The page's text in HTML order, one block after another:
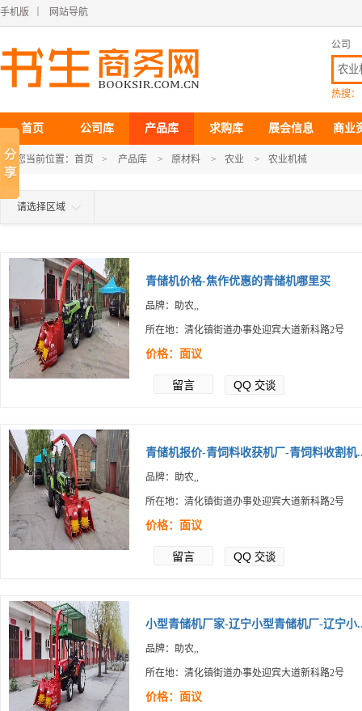
手机版 网站导航
公司
热搜：
首页 公司库 产品库 求购库 展会信息 商业
您当前位置： 首页 > 产品库 > 原材料 > 农业 > 农业机械
请选择区域
青储机价格-焦作优惠的青储机哪里买
品牌：助农,,
所在地：清化镇街道办事处迎宾大道新科路2号
价格：面议
留言 QQ 交谈
青储机报价-青饲料收获机厂-青饲料收割机
品牌：助农,,
所在地：清化镇街道办事处迎宾大道新科路2号
价格：面议
留言 QQ 交谈
小型青储机厂家-辽宁小型青储机厂-辽宁小
品牌：助农,,
所在地：清化镇街道办事处迎宾大道新科路2号
价格：面议